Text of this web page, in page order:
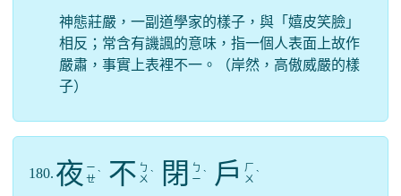
神態莊嚴，一副道學家的樣子，與「嬉皮笑臉」
相反；常含有譏諷的意味，指一個人表面上故作
嚴肅，事實上表裡不一。（岸然，高傲威嚴的樣
子）
180. 夜 ㄧ
ㄝˋ 不 ㄅ
ㄨ ˋ 閉
ㄅ
ㄧ ˋ 戶
ㄏ
ㄨ ˋ